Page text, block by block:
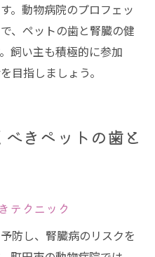
。動物病院のプロフェッ
、ペットの歯と腎臓の健
飼い主も積極的に参加
目指しましょう。
きペットの歯と
テクニック
防し、腎臓病のリスクを